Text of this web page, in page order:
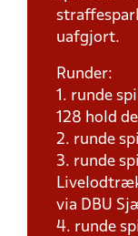
uafgjort.
Runder:
1. runde
128 hold
2. runde
3. runde
via DBU
4. runde